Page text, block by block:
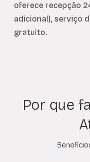
oferece recepção
adicional), serviço
gratuito.
Por que